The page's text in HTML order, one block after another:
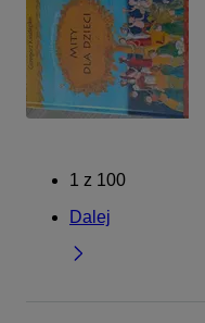
1 z 100
Dalej